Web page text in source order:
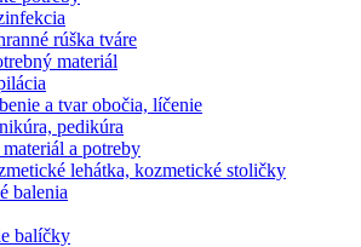
rúška tváre
materiál
a tvar obočia, líčenie
pedikúra
a potreby
lehátka, kozmetické stoličky
balenia
balíčky